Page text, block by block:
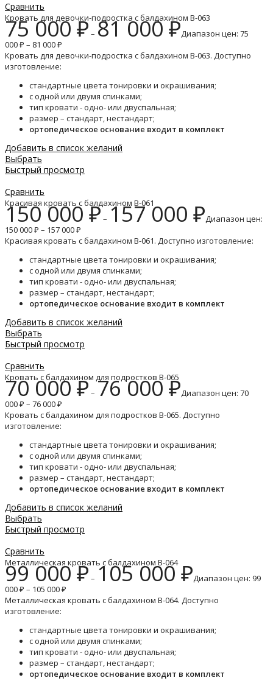
Сравнить
Кровать для девочки-подростка с балдахином B-063
75 000₽ – 81 000₽Диапазон цен: 75
000 ₽ – 81 000 ₽
Кровать для девочки-подростка с балдахином B-063. Доступно
изготовление:
стандартные цвета тонировки и окрашивания;
с одной или двумя спинками;
тип кровати - одно- или двуспальная;
размер – стандарт, нестандарт;
ортопедическое основание входит в комплект
Добавить в список желаний
Выбрать
Быстрый просмотр
Сравнить
Красивая кровать с балдахином B-061
150 000₽– 157 000 ₽Диапазон цен:
150 000 ₽ – 157 000 ₽
Красивая кровать с балдахином B-061. Доступно изготовление:
стандартные цвета тонировки и окрашивания;
с одной или двумя спинками;
тип кровати - одно- или двуспальная;
размер – стандарт, нестандарт;
ортопедическое основание входит в комплект
Добавить в список желаний
Выбрать
Быстрый просмотр
Сравнить
Кровать с балдахином для подростков B-065
70 000₽– 76 000₽Диапазон цен: 70
000 ₽ – 76 000 ₽
Кровать с балдахином для подростков B-065. Доступно
изготовление:
стандартные цвета тонировки и окрашивания;
с одной или двумя спинками;
тип кровати - одно- или двуспальная;
размер – стандарт, нестандарт;
ортопедическое основание входит в комплект
Добавить в список желаний
Выбрать
Быстрый просмотр
Сравнить
Металлическая кровать с балдахином B-064
99 000₽– 105 000₽Диапазон цен: 99
000 ₽ – 105 000 ₽
Металлическая кровать с балдахином B-064. Доступно
изготовление:
стандартные цвета тонировки и окрашивания;
с одной или двумя спинками;
тип кровати - одно- или двуспальная;
размер – стандарт, нестандарт;
ортопедическое основание входит в комплект